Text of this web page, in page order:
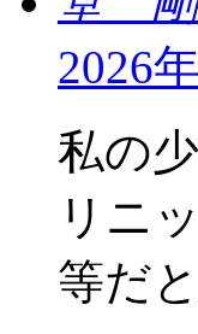
2026
私の
リニ
等だ